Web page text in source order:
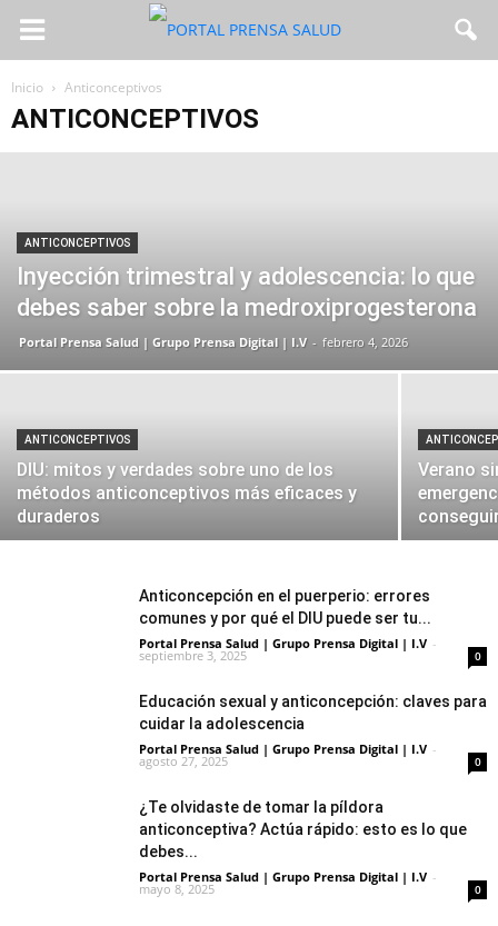
Inicio Anticonceptivos
ANTICONCEPTIVOS
ANTICONCEPTIVOS
Inyección trimestral y adolescencia: lo que
debes saber sobre la medroxiprogesterona
Portal Prensa Salud | Grupo Prensa Digital | I.V - febrero 4, 2026
ANTICONCEPTIVOS
DIU: mitos y verdades sobre uno de los
métodos anticonceptivos más eficaces y
duraderos
Verano
Anticoncepción en el puerperio: errores
comunes y por qué el DIU puede ser tu...
Portal Prensa Salud | Grupo Prensa Digital | I.V -
septiembre 3, 2025 0
Educación sexual y anticoncepción: claves para
cuidar la adolescencia
Portal Prensa Salud | Grupo Prensa Digital | I.V -
agosto 27, 2025 0
¿Te olvidaste de tomar la píldora
anticonceptiva? Actúa rápido: esto es lo que
debes...
Portal Prensa Salud | Grupo Prensa Digital | I.V -
mayo 8, 2025 0